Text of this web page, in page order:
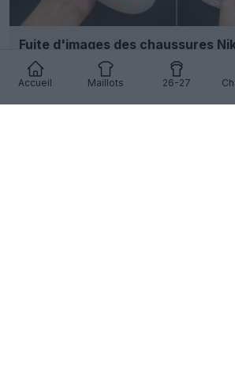
Accueil Maillots 26-27
Fuite d'images des chaussures
Vapor 17 en blanc/bleu/rose
FUITE 12